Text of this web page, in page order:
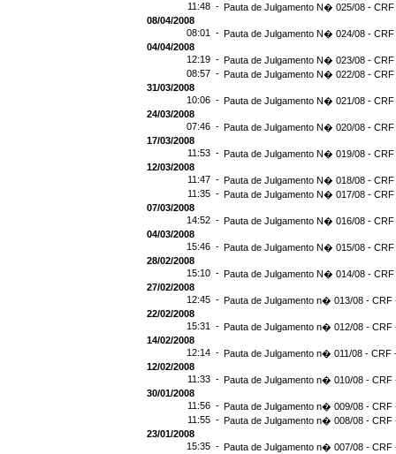
11:48 - Pauta de Julgamento N� 025/08 - CRF
08/04/2008
08:01 - Pauta de Julgamento N� 024/08 - CRF
04/04/2008
12:19 - Pauta de Julgamento N� 023/08 - CRF
08:57 - Pauta de Julgamento N� 022/08 - CRF
31/03/2008
10:06 - Pauta de Julgamento N� 021/08 - CRF
24/03/2008
07:46 - Pauta de Julgamento N� 020/08 - CRF
17/03/2008
11:53 - Pauta de Julgamento N� 019/08 - CRF
12/03/2008
11:47 - Pauta de Julgamento N� 018/08 - CRF
11:35 - Pauta de Julgamento N� 017/08 - CRF
07/03/2008
14:52 - Pauta de Julgamento N� 016/08 - CRF
04/03/2008
15:46 - Pauta de Julgamento N� 015/08 - CRF
28/02/2008
15:10 - Pauta de Julgamento N� 014/08 - CRF
27/02/2008
12:45 - Pauta de Julgamento n� 013/08 - CRF
22/02/2008
15:31 - Pauta de Julgamento n� 012/08 - CRF
14/02/2008
12:14 - Pauta de Julgamento n� 011/08 - CRF
12/02/2008
11:33 - Pauta de Julgamento n� 010/08 - CRF
30/01/2008
11:56 - Pauta de Julgamento n� 009/08 - CRF
11:55 - Pauta de Julgamento n� 008/08 - CRF
23/01/2008
15:35 - Pauta de Julgamento n� 007/08 - CRF